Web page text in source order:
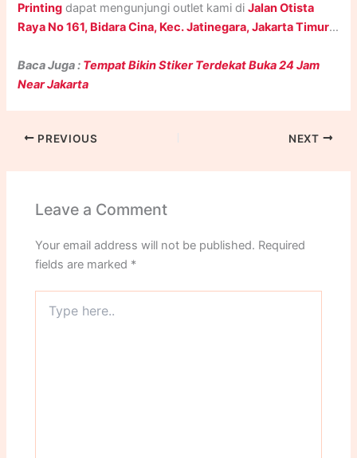
Poster, Print UV, Roll Up Banner, Sablon, Sertifikat,
Spanduk, Stand Banner, Stempel, Stiker, Stiker Meteran,
lain.
Printing dapat mengunjungi outlet kami diJalan Otista
Raya No 161, Bidara Cina, Kec. Jatinegara, Jakarta Timur.
Anda dapat menghubungi kami viaWhatsappdi
nomor(+62) 0852-8005-9274
Baca Juga : Tempat Bikin Stiker Terdekat Buka 24 Jam
Near Jakarta
PREVIOUS NEXT
Leave a Comment
Your email address will not be published. Required
fields are marked *
here..